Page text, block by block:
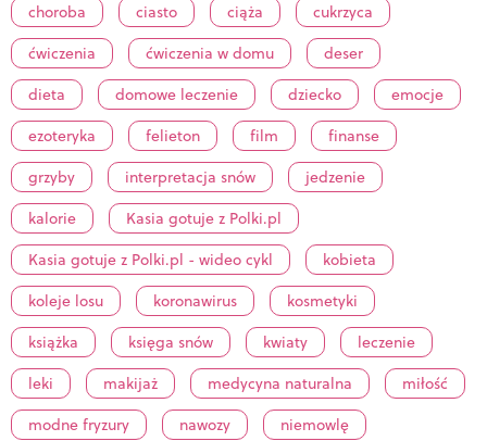
choroba
ciasto ciąża
cukrzyca
ćwiczenia
ćwiczenia w domu
deser
dieta
domowe leczenie dziecko
emocje
ezoteryka
felieton film
finanse
grzyby
interpretacja snów
jedzenie
kalorie
Kasia gotuje z Polki.pl
Kasia gotuje z Polki.pl - wideo cykl
kobieta
koleje losu
koronawirus
kosmetyki
książka
księga snów kwiaty
leczenie
leki
makijaż medycyna naturalna
miłość
modne fryzury
nawozy
niemowlę